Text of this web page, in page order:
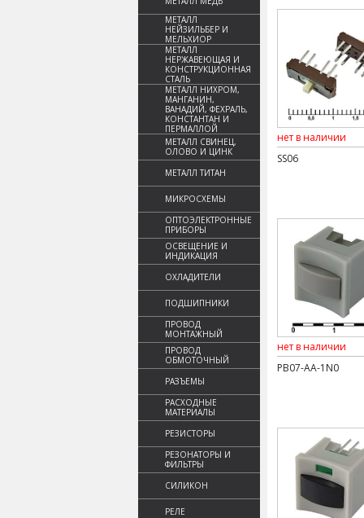
МЕТАЛЛ
НЕЙЗИЛЬБЕР И
МЕЛЬХИОР
МЕТАЛЛ
НЕРЖАВЕЮЩАЯ И
КОНСТРУКЦИОННАЯ
СТАЛЬ
МЕТАЛЛ НИХРОМ,
МАНГАНИН,
ВАНАДИЙ, ФЕХРАЛЬ,
КОНСТАНТАН И
ПЕРМАЛЛОЙ
МЕТАЛЛ СВИНЕЦ,
ОЛОВО И ЦИНК
МЕТАЛЛ ТИТАН
МИКРОСХЕМЫ
ОПТОЭЛЕКТРОННЫЕ
ПРИБОРЫ
ОСВЕЩЕНИЕ И
ИНДИКАЦИЯ
ОХЛАДИТЕЛИ
ПОДШИПНИКИ
ПРОВОД
МОНТАЖНЫЙ
ПРОВОД
ОБМОТОЧНЫЙ
РАЗЪЕМЫ
РАСХОДНЫЕ
МАТЕРИАЛЫ
РЕЗИСТОРЫ
РЕЗОНАТОРЫ И
ФИЛЬТРЫ
СИЛИКОН
РЕЛЕ
нет в наличии
SS06
нет в наличии
PB07-AA-1N0